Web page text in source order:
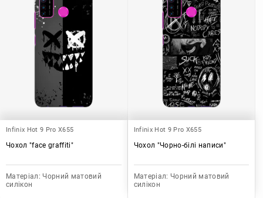
Infinix Hot 9 Pro X655
Чохол "face graffiti"
Матеріал: Чорний матовий
силікон
Infinix Hot 9 Pro X655
Чохол "Чорно-білі написи"
Матеріал: Чорний матовий
силікон